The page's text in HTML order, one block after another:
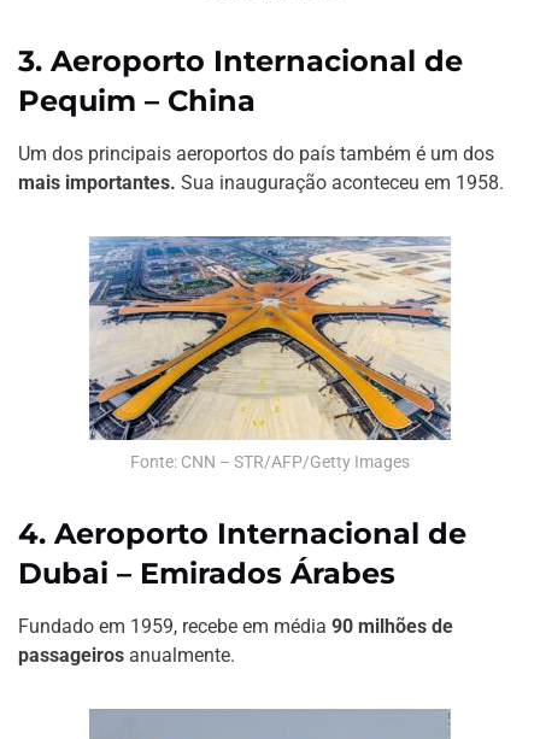
3. Aeroporto Internacional de
Pequim – China
Um dos principais aeroportos do país também é um dos
mais importantes. Sua inauguração aconteceu em 1958.
Fonte: CNN – STR/AFP/Getty Images
4. Aeroporto Internacional de
Dubai – Emirados Árabes
Fundado em 1959, recebe em média 90 milhões de
passageiros anualmente.